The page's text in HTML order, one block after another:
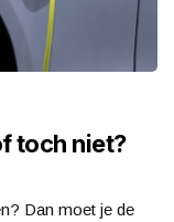
toch niet?
Dan moet je de